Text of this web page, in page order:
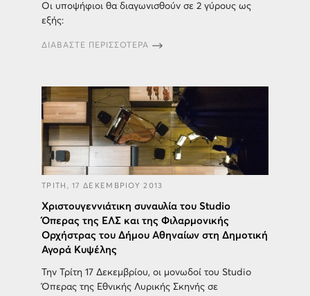
Οι υποψήφιοι θα διαγωνισθούν σε 2 γύρους ως
εξής:
ΔΙΑΒΑΣΤΕ ΠΕΡΙΣΣΟΤΕΡΑ
ΤΡΙΤΗ, 17 ΔΕΚΕΜΒΡΙΟΥ 2013
Χριστουγεννιάτικη συναυλία του Studio
Όπερας της ΕΛΣ και της Φιλαρμονικής
Ορχήστρας του Δήμου Αθηναίων στη Δημοτική
Αγορά Κυψέλης
Την Τρίτη 17 Δεκεμβρίου, οι μονωδοί του Studio
Όπερας της Εθνικής Λυρικής Σκηνής σε